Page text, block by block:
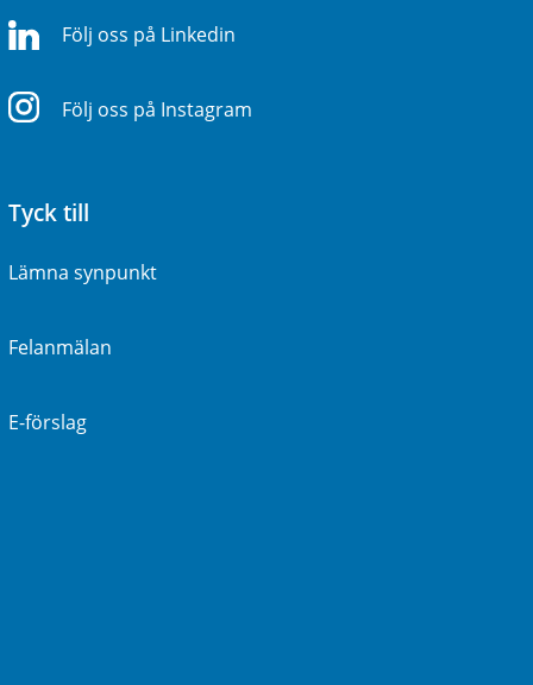
Följ oss på Linkedin
Följ oss på Instagram
Tyck till
Lämna synpunkt
Felanmälan
E-förslag